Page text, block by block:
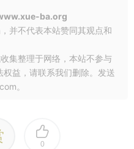
ba.org
并不代表本站赞同其观点和
集整理于网络，本站不参与
益，请联系我们删除。发送
。
0